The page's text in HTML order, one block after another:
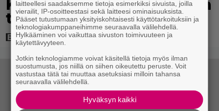
King ja Tom Hanks laadun
takeina
laitteellesi saadaksemme tietoja esimerkiksi sivuista, joilla
vierailit, IP-osoitteestasi sekä laitteesi ominaisuuksista.
Pääset tutustumaan yksityiskohtaisesti käyttötarkoituksiin ja
teknologiakumppaneihimme seuraavalla välilehdellä.
Hylkääminen voi vaikuttaa sivuston toimivuuteen ja
käytettävyyteen.
Jotkin teknologiamme voivat käsitellä tietoja myös ilman
suostumusta, jos niillä on siihen oikeutettu peruste. Voit
vastustaa tätä tai muuttaa asetuksiasi milloin tahansa
seuraavalla välilehdellä.
Hyväksyn kaikki